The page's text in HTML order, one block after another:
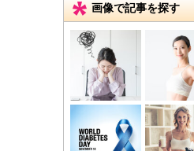
画像で記事を探す